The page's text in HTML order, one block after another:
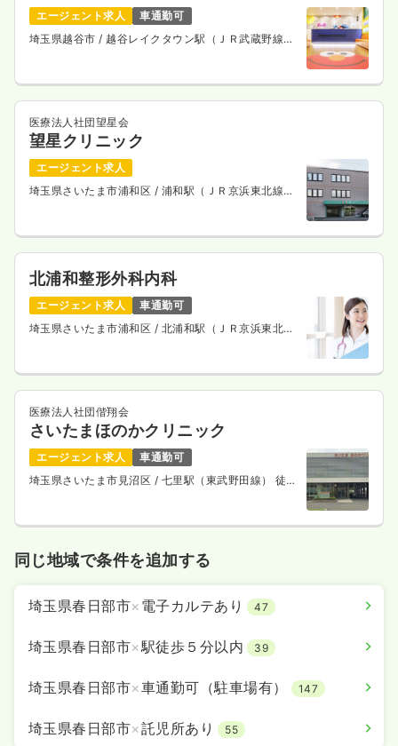
エージェント求人
車通勤可
埼玉県越谷市/ 越谷レイクタウン駅（ＪＲ武蔵野線）
医療法人社団望星会
望星クリニック
エージェント求人
埼玉県さいたま市浦和区 / 浦和駅（ＪＲ京浜東北線）
北浦和整形外科内科
エージェント求人
車通勤可
埼玉県さいたま市浦和区 / 北浦和駅（ＪＲ京浜東北
医療法人社団偕翔会
さいたまほのかクリニック
エージェント求人
車通勤可
埼玉県さいたま市見沼区 / 七里駅（東武野田線） 徒歩
同じ地域で条件を追加する
埼玉県春日部市× 電子カルテあり 47
埼玉県春日部市×駅徒歩５分以内 39
埼玉県春日部市×車通勤可（駐車場有） 147
埼玉県春日部市×託児所あり 55